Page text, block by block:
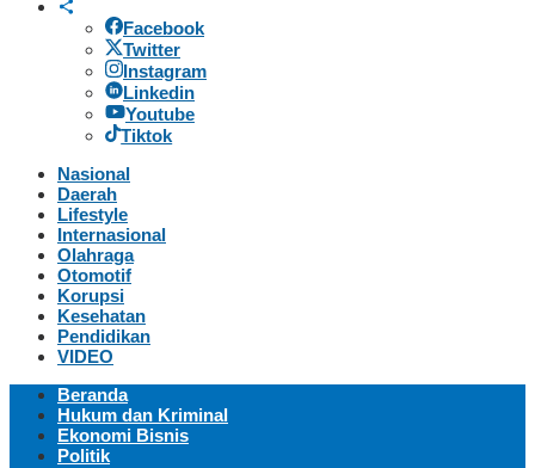
Facebook
Twitter
Instagram
Linkedin
Youtube
Tiktok
Nasional
Daerah
Lifestyle
Internasional
Olahraga
Otomotif
Korupsi
Kesehatan
Pendidikan
VIDEO
Beranda
Hukum dan Kriminal
Ekonomi Bisnis
Politik